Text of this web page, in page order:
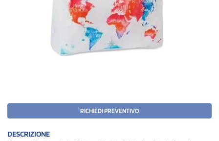
RICHIEDI PREVENTIVO
DESCRIZIONE